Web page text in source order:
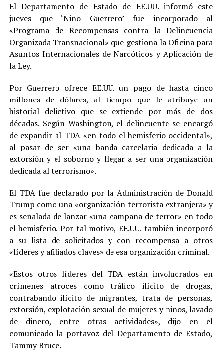
El Departamento de Estado de EE.UU. informó este
jueves que ‘Niño Guerrero’ fue incorporado al
«Programa de Recompensas contra la Delincuencia
Organizada Transnacional» que gestiona la Oficina para
Asuntos Internacionales de Narcóticos y Aplicación de
la Ley.
Por Guerrero ofrece EE.UU. un pago de hasta cinco
millones de dólares, al tiempo que le atribuye un
historial delictivo que se extiende por más de dos
décadas. Según Washington, el delincuente se encargó
de expandir al TDA «en todo el hemisferio occidental»,
al pasar de ser «una banda carcelaria dedicada a la
extorsión y el soborno y llegar a ser una organización
dedicada al terrorismo».
El TDA fue declarado por la Administración de Donald
Trump como una «organización terrorista extranjera» y
es señalada de lanzar «una campaña de terror» en todo
el hemisferio. Por tal motivo, EE.UU. también incorporó
a su lista de solicitados y con recompensa a otros
«líderes y afiliados claves» de esa organización criminal.
«Estos otros líderes del TDA están involucrados en
crímenes atroces como tráfico ilícito de drogas,
contrabando ilícito de migrantes, trata de personas,
extorsión, explotación sexual de mujeres y niños, lavado
de dinero, entre otras actividades», dijo en el
comunicado la portavoz del Departamento de Estado,
Tammy Bruce.